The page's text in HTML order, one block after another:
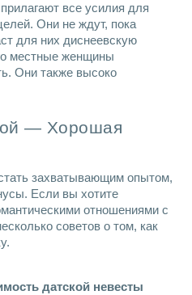
прилагают все усилия для
Они не ждут, пока
для них диснеевскую
местные женщины
Они также высоко
— Хорошая
захватывающим опытом,
Если вы хотите
отношениями с
советов о том, как
датской невесты